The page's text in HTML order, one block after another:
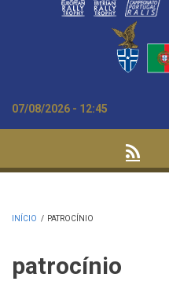
07/08/2026 - 12:45
INÍCIO / PATROCÍNIO
patrocínio